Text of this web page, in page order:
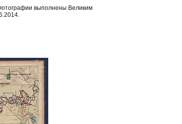
выполнены Великим